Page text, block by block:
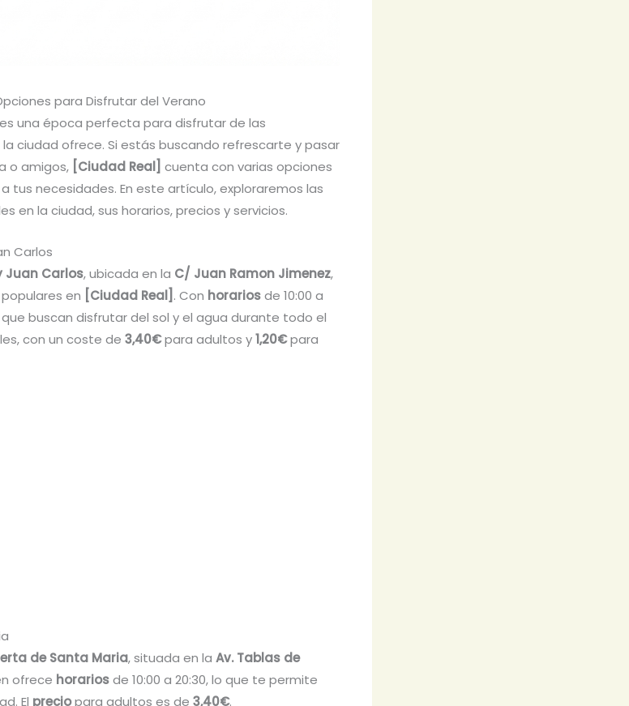
para Disfrutar del Verano
una época perfecta para disfrutar de las
ciudad ofrece. Si estás buscando refrescarte y pasar
o amigos, [Ciudad Real] cuenta con varias opciones
tus necesidades. En este artículo, exploraremos las
en la ciudad, sus horarios, precios y servicios.
Carlos
Juan Carlos, ubicada en la C/ Juan Ramon Jimenez,
en
[Ciudad Real] . Con horariosde 10:00 a
buscan disfrutar del sol y el agua durante todo el
con un coste de 3,40€para adultos y1,20€para
de Santa Maria, situada en la Av. Tablas de
ofrece horariosde 10:00 a 20:30, lo que te permite
El preciopara adultos es de 3,40€.